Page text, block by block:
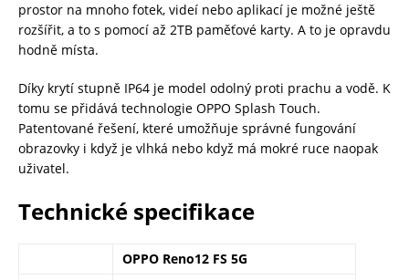
prostor na mnoho fotek, videí nebo aplikací je možné ještě
rozšířit, a to s pomocí až 2TB paměťové karty. A to je opravdu
hodně místa.
Díky krytí stupně IP64 je model odolný proti prachu a vodě. K
tomu se přidává technologie OPPO Splash Touch.
Patentované řešení, které umožňuje správné fungování
obrazovky i když je vlhká nebo když má mokré ruce naopak
uživatel.
Technické specifikace
OPPO Reno12 FS 5G